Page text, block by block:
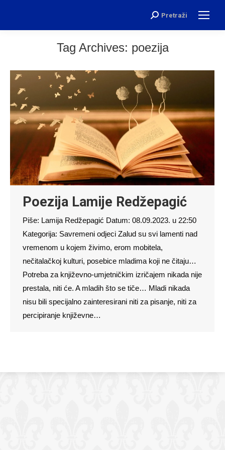
Search:
Pretraži
Tag Archives: poezija
Poezija Lamije Redžepagić
Piše: Lamija Redžepagić Datum: 08.09.2023. u 22:50
Kategorija: Savremeni odjeci Zalud su svi lamenti nad
vremenom u kojem živimo, erom mobitela,
nečitalačkoj kulturi, posebice mladima koji ne čitaju…
Potreba za književno-umjetničkim izričajem nikada nije
prestala, niti će. A mladih što se tiče… Mladi nikada
nisu bili specijalno zainteresirani niti za pisanje, niti za
percipiranje književne…